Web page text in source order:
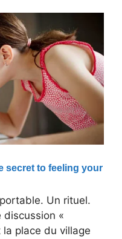
Un rituel.
discussion «
place du village